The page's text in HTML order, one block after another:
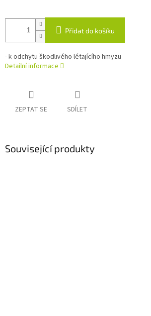
Přidat do košíku
- k odchytu škodlivého létajícího hmyzu
Detailní informace
ZEPTAT SE SDÍLET
Související produkty